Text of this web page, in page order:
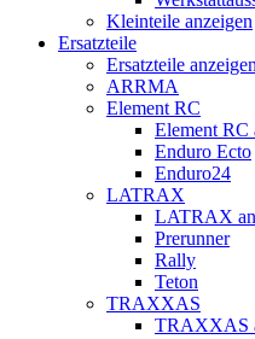
Kleinteile anzeigen
Ersatzteile
Ersatzteile anzeigen
ARRMA
Element RC
Element RC
Enduro Ecto
Enduro24
LATRAX
LATRAX
Prerunner
Rally
Teton
TRAXXAS
TRAXXAS